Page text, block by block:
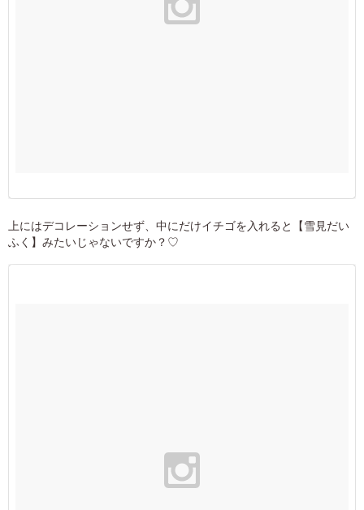
上にはデコレーションせず、中にだけイチゴを入れると【雪見だい
ふく】みたいじゃないですか？♡